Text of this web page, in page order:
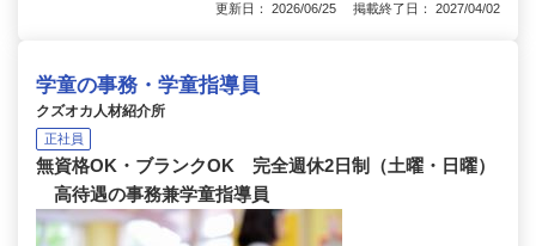
更新日： 2026/06/25 掲載終了日： 2027/04/02
学童の事務・学童指導員
クズオカ人材紹介所
正社員
無資格OK・ブランクOK 完全週休2日制（土曜・日曜）
高待遇の事務兼学童指導員